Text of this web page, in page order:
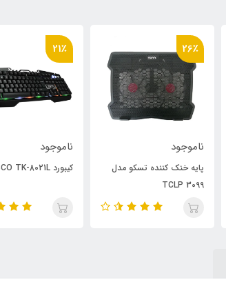
26٪
ناموجود
پایه خنک کننده تسکو مدل
TCLP 3099
21٪
ناموجود
کیبورد TSCO TK-8021L